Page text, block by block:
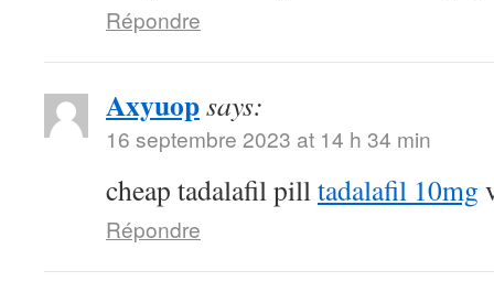
Répondre
Axyuopsays:
16 septembre 2023 at 14 h 34 min
cheap tadalafil pilltadalafil 10mg
Répondre